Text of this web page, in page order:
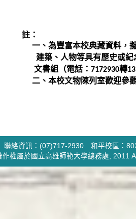
註：
一、為豐富本校典藏資料，
建築、 人物等具有歷史或
文書組（電話： 7172930轉
二、本校文物陳列室歡迎參
聯絡資訊：(07)717-2930 和平校區：
作權屬於國立高雄師範大學總務處, 2011